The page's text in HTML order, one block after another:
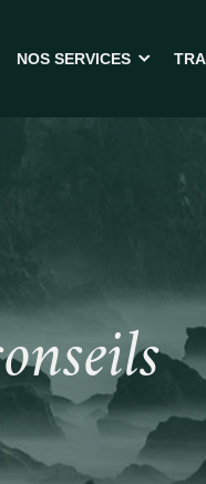
NOS SERVICES
RACHAT PAR
TRANSACTIONS
SERVICES-CONSEILS